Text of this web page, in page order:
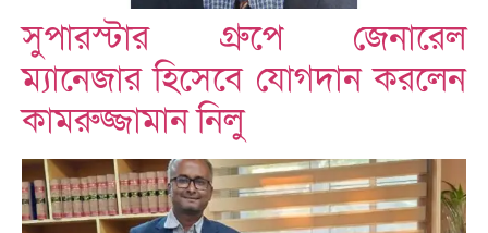
সুপারস্টার গ্রুপে জেনারেল
ম্যানেজার হিসেবে যোগদান করলেন
কামরুজ্জামান নিলু